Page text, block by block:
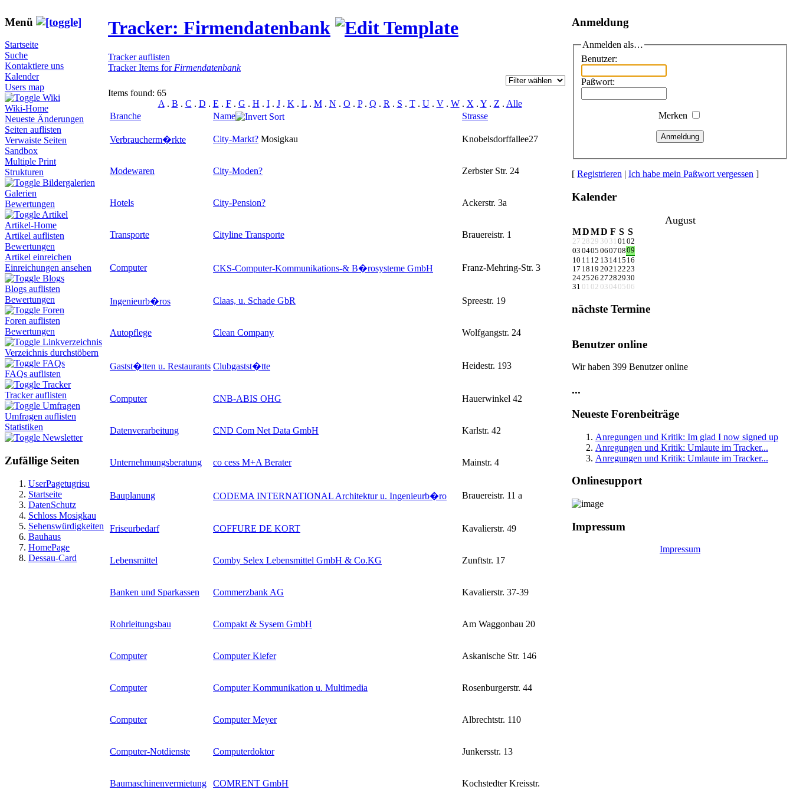
Menü
Startseite
Suche
Kontaktiere uns
Kalender
Users map
Wiki
Wiki-Home
Neueste Änderungen
Seiten auflisten
Verwaiste Seiten
Sandbox
Multiple Print
Strukturen
Bildergalerien
Galerien
Bewertungen
Artikel
Artikel-Home
Artikel auflisten
Bewertungen
Artikel einreichen
Einreichungen ansehen
Blogs
Blogs auflisten
Bewertungen
Foren
Foren auflisten
Bewertungen
Linkverzeichnis
Verzeichnis durchstöbern
FAQs
FAQs auflisten
Tracker
Tracker auflisten
Umfragen
Umfragen auflisten
Statistiken
Newsletter
Zufällige Seiten
UserPagetugrisu
Startseite
DatenSchutz
Schloss Mosigkau
Sehenswürdigkeiten
Bauhaus
HomePage
Dessau-Card
Tracker: Firmendatenbank
Tracker auflisten
Tracker Items for Firmendatenbank
Items found: 65
A . B . C . D . E . F. G . H . I. J. K . L. M. N . O . P. Q . R . S . T. U. V. W. X . Y. Z . Alle
Branche
Name Strasse
Verbraucherm�rkte City-Markt? Mosigkau Knobelsdorffallee27
Modewaren City-Moden? Zerbster Str. 24
Hotels City-Pension? Ackerstr. 3a
Transporte Cityline Transporte Brauereistr. 1
Computer CKS-Computer-Kommunikations-& B�rosysteme GmbH Franz-Mehring-Str. 3
Ingenieurb�ros Claas, u. Schade GbR Spreestr. 19
Autopflege Clean Company Wolfgangstr. 24
Gastst�tten u. Restaurants Clubgastst�tte Heidestr. 193
Computer CNB-ABIS OHG Hauerwinkel 42
Datenverarbeitung CND Com Net Data GmbH Karlstr. 42
Unternehmungsberatung co cess M+A Berater Mainstr. 4
Bauplanung CODEMA INTERNATIONAL Architektur u. Ingenieurb�ro Brauereistr. 11 a
Friseurbedarf COFFURE DE KORT Kavalierstr. 49
Lebensmittel Comby Selex Lebensmittel GmbH & Co.KG Zunftstr. 17
Banken und Sparkassen Commerzbank AG Kavalierstr. 37-39
Rohrleitungsbau Compakt & Sysem GmbH Am Waggonbau 20
Computer Computer Kiefer Askanische Str. 146
Computer Computer Kommunikation u. Multimedia Rosenburgerstr. 44
Computer Computer Meyer Albrechtstr. 110
Computer-Notdienste Computerdoktor Junkersstr. 13
Baumaschinenvermietung COMRENT GmbH Kochstedter Kreisstr.
Anmeldung
Anmelden als…
Benutzer:
Paßwort:
Merken
Anmeldung
[ Registrieren | Ich habe mein Paßwort vergessen ]
Kalender
August
MDMD F S S
27 28 29 30 31 0102
03 0405 06070809
10 11 12 13 1415 16
17 18 19 20212223
242526 27282930
31 01 02 03 04 05 06
nächste Termine
Benutzer online
Wir haben 399 Benutzer online
...
Neueste Forenbeiträge
Anregungen und Kritik: Im glad I now signed up
Anregungen und Kritik: Umlaute im Tracker...
Anregungen und Kritik: Umlaute im Tracker...
Onlinesupport
Impressum
Impressum